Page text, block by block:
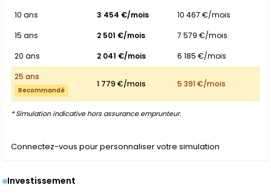
10 ans
3 454 €/mois
10 467 €/mois
15 ans
2 501 €/mois
7 579 €/mois
20 ans
2 041 €/mois
6 185 €/mois
25 ans
Recommandé
1 779 €/mois 5 391 €/mois
* Simulation indicative hors assurance emprunteur.
Connectez-vous pour personnaliser votre simulation
Investissement